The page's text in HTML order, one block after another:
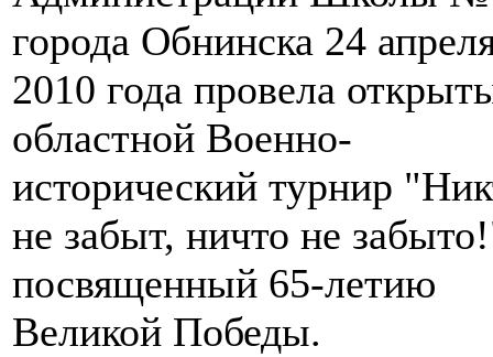
города Обнинска 24
2010 года провела
областной Военно-
исторический турнир
не забыт, ничто не
посвященный 65-летию
Великой Победы.